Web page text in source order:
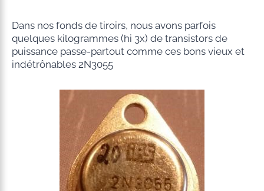
Dans nos fonds de tiroirs, nous avons parfois
quelques kilogrammes (hi 3x) de transistors de
puissance passe-partout comme ces bons vieux et
indétrônables 2N3055